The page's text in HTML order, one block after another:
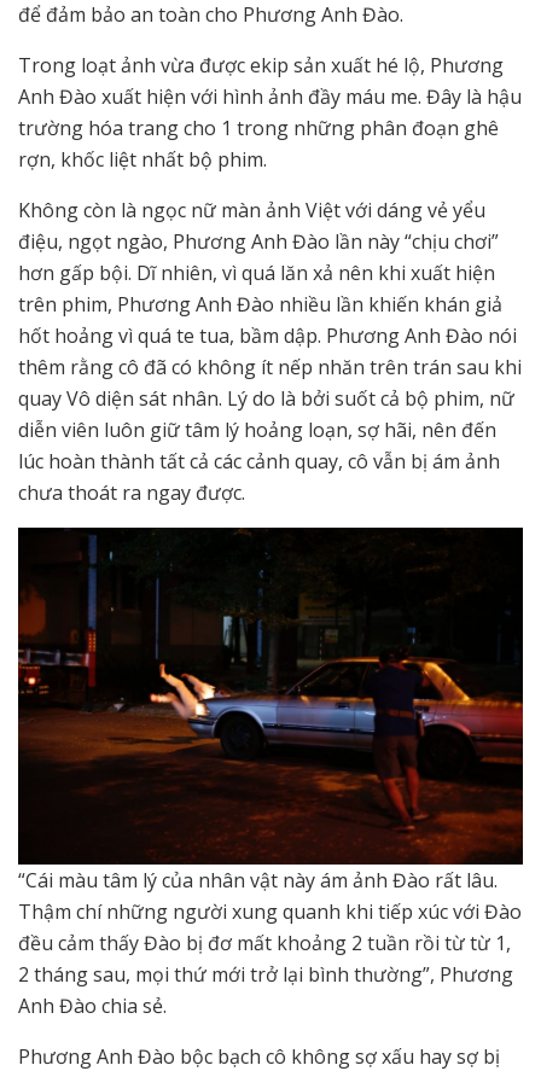
để đảm bảo an toàn cho Phương Anh Đào.
Trong loạt ảnh vừa được ekip sản xuất hé lộ, Phương
Anh Đào xuất hiện với hình ảnh đầy máu me. Đây là hậu
trường hóa trang cho 1 trong những phân đoạn ghê
rợn, khốc liệt nhất bộ phim.
Không còn là ngọc nữ màn ảnh Việt với dáng vẻ yểu
điệu, ngọt ngào, Phương Anh Đào lần này “chịu chơi”
hơn gấp bội. Dĩ nhiên, vì quá lăn xả nên khi xuất hiện
trên phim, Phương Anh Đào nhiều lần khiến khán giả
hốt hoảng vì quá te tua, bầm dập. Phương Anh Đào nói
thêm rằng cô đã có không ít nếp nhăn trên trán sau khi
quay Vô diện sát nhân. Lý do là bởi suốt cả bộ phim, nữ
diễn viên luôn giữ tâm lý hoảng loạn, sợ hãi, nên đến
lúc hoàn thành tất cả các cảnh quay, cô vẫn bị ám ảnh
chưa thoát ra ngay được.
“Cái màu tâm lý của nhân vật này ám ảnh Đào rất lâu.
Thậm chí những người xung quanh khi tiếp xúc với Đào
đều cảm thấy Đào bị đơ mất khoảng 2 tuần rồi từ từ 1,
2 tháng sau, mọi thứ mới trở lại bình thường”, Phương
Anh Đào chia sẻ.
Phương Anh Đào bộc bạch cô không sợ xấu hay sợ bị